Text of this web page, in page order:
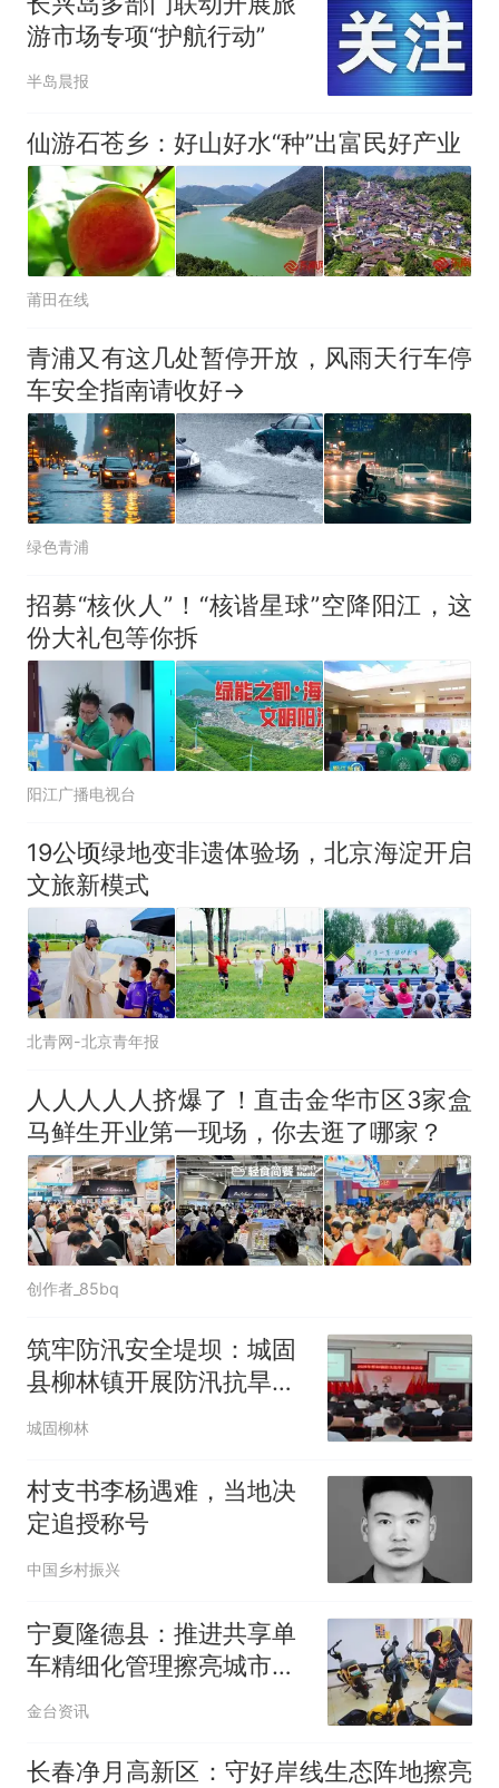
游市场专项“护航行动”
半岛晨报
仙游石苍乡：好山好水“种”出富民好产业
莆田在线
青浦又有这几处暂停开放，风雨天行车停
车安全指南请收好→
绿色青浦
招募“核伙人”！“核谐星球”空降阳江，这
份大礼包等你拆
阳江广播电视台
19公顷绿地变非遗体验场，北京海淀开启
文旅新模式
北青网-北京青年报
人人人人人挤爆了！直击金华市区3家盒
马鲜生开业第一现场，你去逛了哪家？
创作者_85bq
筑牢防汛安全堤坝：城固
县柳林镇开展防汛抗旱业
务知识培训
城固柳林
村支书李杨遇难，当地决
定追授称号
中国乡村振兴
宁夏隆德县：推进共享单
车精细化管理擦亮城市文
明底色
金台资讯
长春净月高新区：守好岸线生态阵地擦亮